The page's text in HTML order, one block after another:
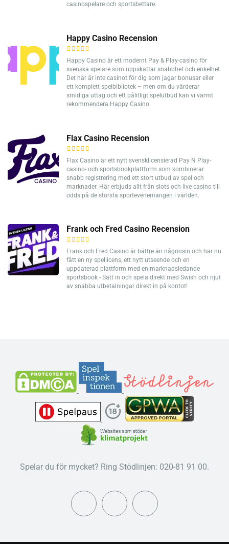
casinospelare och sportsbettare.
Happy Casino Recension
Happy Casino är ett modernt Pay & Play-casino för
svenska spelare som uppskattar snabbhet och enkelhet.
Det här är inte casinot för dig som jagar bonusar eller
ett komplett spelbibliotek – men om du värderar
smidiga uttag och ett pålitligt spelutbud kan vi varmt
rekommendera Happy Casino.
Flax Casino Recension
Flax Casino är ett nytt svensklicensierad Pay N Play-
casino- och sportsbookplattform som kombinerar
snabb registrering med ett stort utbud av spel och
marknader. Här erbjuds allt från slots och live casino till
odds på de största sportevenemangen i världen.
Frank och Fred Casino Recension
Frank och Fred Casino är bättre än någonsin och har nu
fått en ny spellicens, ett nytt utseende och en
uppdaterad plattform med en marknadsledande
sportsbook - Sätt in och spela direkt med Swish och njut
av snabba utbetalningar direkt in på kontot!
Spelar du för mycket? Ring Stödlinjen: 020-81 91 00.